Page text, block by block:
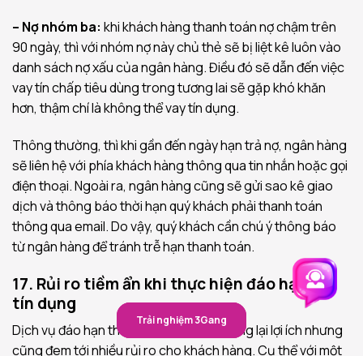
– Nợ nhóm ba: khi khách hàng thanh toán nợ chậm trên
90 ngày, thì với nhóm nợ này chủ thẻ sẽ bị liệt kê luôn vào
danh sách nợ xấu của ngân hàng. Điều đó sẽ dẫn đến việc
vay tín chấp tiêu dùng trong tương lai sẽ gặp khó khăn
hơn, thậm chí là không thể vay tín dụng.
Thông thường, thì khi gần đến ngày hạn trả nợ, ngân hàng
sẽ liên hệ với phía khách hàng thông qua tin nhắn hoặc gọi
điện thoại. Ngoài ra, ngân hàng cũng sẽ gửi sao kê giao
dịch và thông báo thời hạn quý khách phải thanh toán
thông qua email. Do vậy, quý khách cần chú ý thông báo
từ ngân hàng để tránh trễ hạn thanh toán.
17. Rủi ro tiềm ẩn khi thực hiện đáo hạn thẻ
tín dụng
Dịch vụ đáo hạn thẻ tín dụng có thể mang lại lợi ích nhưng
cũng đem tới nhiều rủi ro cho khách hàng. Cụ thể với một
Trải nghiệm 3Gang
Trải nghiệm 3Gang